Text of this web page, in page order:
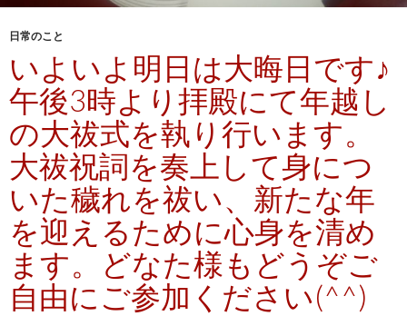
日常のこと
いよいよ明日は大晦日です♪
午後3時より拝殿にて年越し
の大祓式を執り行います。
大祓祝詞を奏上して身につ
いた穢れを祓い、新たな年
を迎えるために心身を清め
ます。どなた様もどうぞご
自由にご参加ください(^^)